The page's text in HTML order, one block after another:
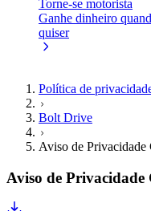
Torne-se motorista
Ganhe dinheiro
quiser
Política de
Bolt Drive
Aviso de
Aviso de